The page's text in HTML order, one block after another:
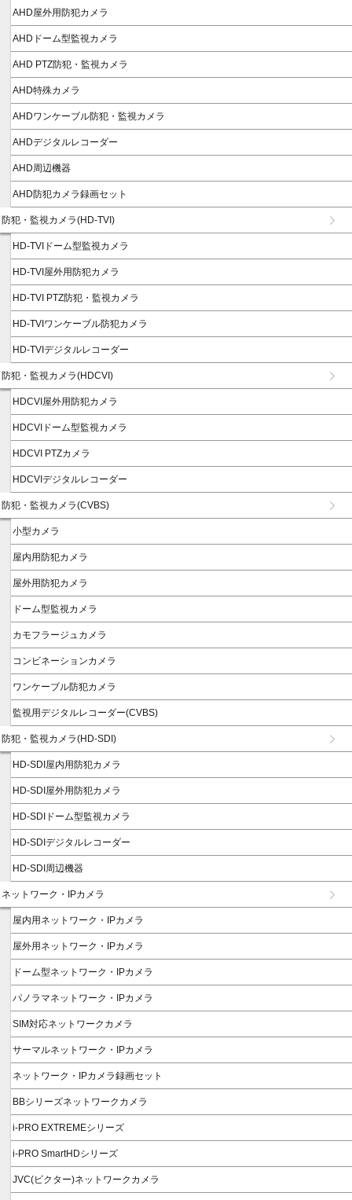
AHD屋外用防犯カメラ
AHDドーム型監視カメラ
AHD PTZ防犯・監視カメラ
AHD特殊カメラ
AHDワンケーブル防犯・監視カメラ
AHDデジタルレコーダー
AHD周辺機器
AHD防犯カメラ録画セット
防犯・監視カメラ(HD-TVI)
HD-TVIドーム型監視カメラ
HD-TVI屋外用防犯カメラ
HD-TVI PTZ防犯・監視カメラ
HD-TVIワンケーブル防犯カメラ
HD-TVIデジタルレコーダー
防犯・監視カメラ(HDCVI)
HDCVI屋外用防犯カメラ
HDCVIドーム型監視カメラ
HDCVI PTZカメラ
HDCVIデジタルレコーダー
防犯・監視カメラ(CVBS)
小型カメラ
屋内用防犯カメラ
屋外用防犯カメラ
ドーム型監視カメラ
カモフラージュカメラ
コンビネーションカメラ
ワンケーブル防犯カメラ
監視用デジタルレコーダー(CVBS)
防犯・監視カメラ(HD-SDI)
HD-SDI屋内用防犯カメラ
HD-SDI屋外用防犯カメラ
HD-SDIドーム型監視カメラ
HD-SDIデジタルレコーダー
HD-SDI周辺機器
ネットワーク・IPカメラ
屋内用ネットワーク・IPカメラ
屋外用ネットワーク・IPカメラ
ドーム型ネットワーク・IPカメラ
パノラマネットワーク・IPカメラ
SIM対応ネットワークカメラ
サーマルネットワーク・IPカメラ
ネットワーク・IPカメラ録画セット
BBシリーズネットワークカメラ
i-PRO EXTREMEシリーズ
i-PRO SmartHDシリーズ
JVC(ビクター)ネットワークカメラ